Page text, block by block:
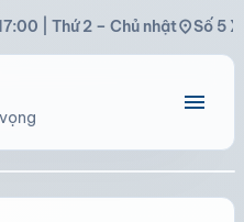
| Thứ 2 – Chủ nhậtlocation_onSố 5
menu